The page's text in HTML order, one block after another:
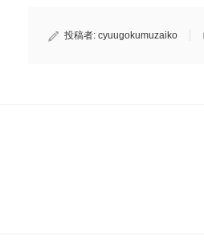
投稿者: cyuugokumuzaiko